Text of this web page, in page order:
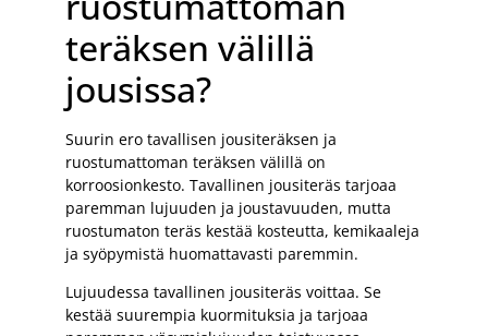
teräksen välillä
jousissa?
Suurin ero tavallisen jousiteräksen ja
ruostumattoman teräksen välillä on
korroosionkesto. Tavallinen jousiteräs tarjoaa
paremman lujuuden ja joustavuuden, mutta
ruostumaton teräs kestää kosteutta, kemikaaleja
ja syöpymistä huomattavasti paremmin.
Lujuudessa tavallinen jousiteräs voittaa. Se
kestää suurempia kuormituksia ja tarjoaa